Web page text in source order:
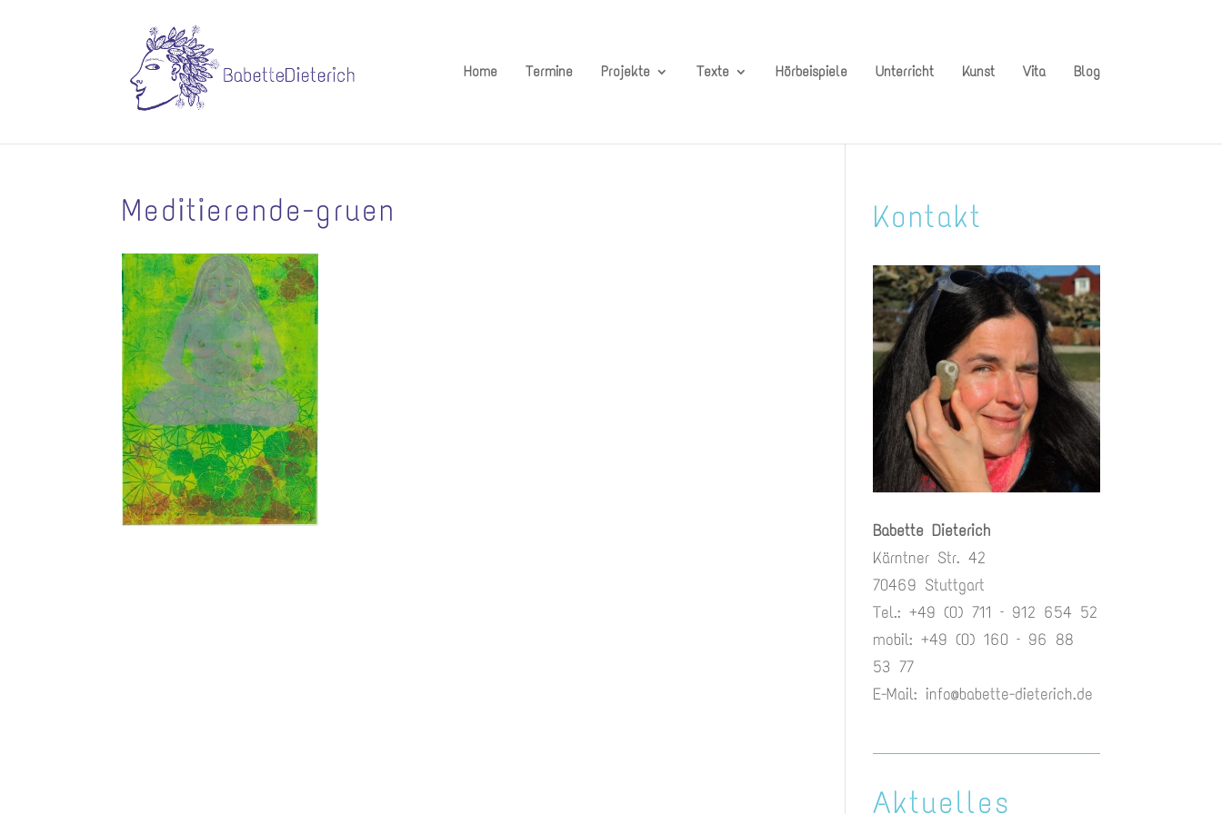
Home Termine Projekte Texte Hörbeispiele Unterricht Kunst Vita Blog
Meditierende-gruen Kontakt
Babette Dieterich
Kärntner Str. 42
70469 Stuttgart
Tel.: +49 (0) 711 – 912 654 52
mobil: +49 (0) 160 – 96 88
53 77
E-Mail:info@babette-dieterich.de
Aktuelles